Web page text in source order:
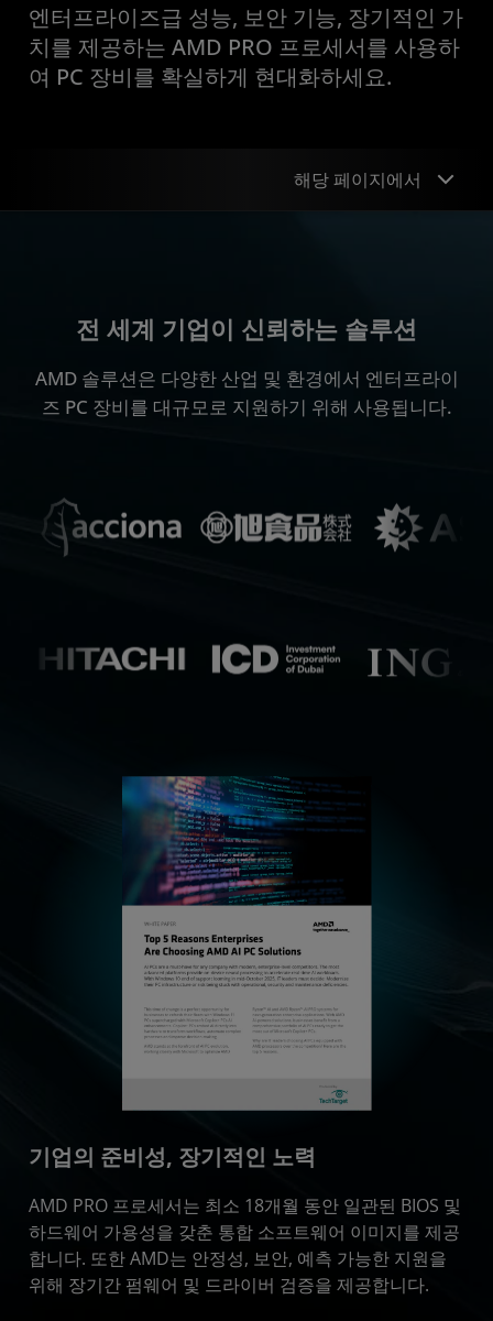
엔터프라이즈급 성능, 보안 기능, 장기적인 가
치를 제공하는 AMD PRO 프로세서를 사용하
여 PC 장비를 확실하게 현대화하세요.
해당 페이지에서
시스템
전 세계 기업이 신뢰하는 솔루션
AMD 솔루션은 다양한 산업 및 환경에서 엔터프라이
즈 PC 장비를 대규모로 지원하기 위해 사용됩니다.
기업의 준비성, 장기적인 노력
AMD PRO 프로세서는 최소 18개월 동안 일관된 BIOS 및
하드웨어 가용성을 갖춘 통합 소프트웨어 이미지를 제공
합니다. 또한 AMD는 안정성, 보안, 예측 가능한 지원을
위해 장기간 펌웨어 및 드라이버 검증을 제공합니다.